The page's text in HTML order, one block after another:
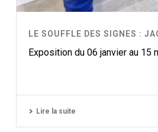
LE SOUFFLE DES SIGNES :
Exposition du 06 janvier au 15
Lire la suite